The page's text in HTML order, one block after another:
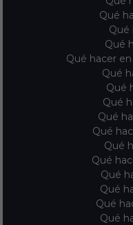
Qué
Qué
Qué
Qué hacer
Qué
Qué
Qué
Qué
Qué
Qué
Qué
Qué
Qué
Qué
Qué